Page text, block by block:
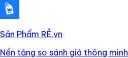
Sản Phẩm RẺ.vn
Nền tảng so sánh giá thông minh